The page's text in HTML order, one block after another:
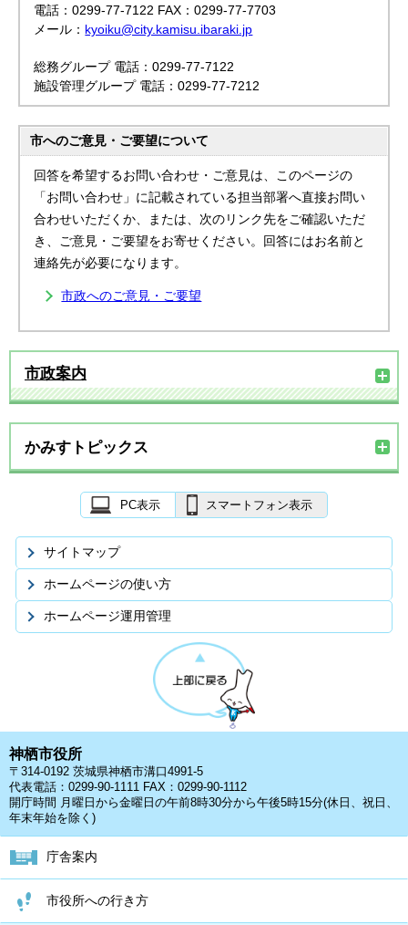
電話：0299-77-7122 FAX：0299-77-7703
メール： kyoiku@city.kamisu.ibaraki.jp
総務グループ 電話：0299-77-7122
施設管理グループ 電話：0299-77-7212
市へのご意見・ご要望について
回答を希望するお問い合わせ・ご意見は、このページの
「お問い合わせ」に記載されている担当部署へ直接お問い
合わせいただくか、または、次のリンク先をご確認いただ
き、ご意見・ご要望をお寄せください。回答にはお名前と
連絡先が必要になります。
市政へのご意見・ご要望
市政案内
かみすトピックス
PC表示 スマートフォン表示
サイトマップ
ホームページの使い方
ホームページ運用管理
神栖市役所
〒314-0192 茨城県神栖市溝口4991-5
代表電話：0299-90-1111 FAX：0299-90-1112
開庁時間 月曜日から金曜日の午前8時30分から午後5時15分(休日、祝日、
年末年始を除く)
庁舎案内
市役所への行き方